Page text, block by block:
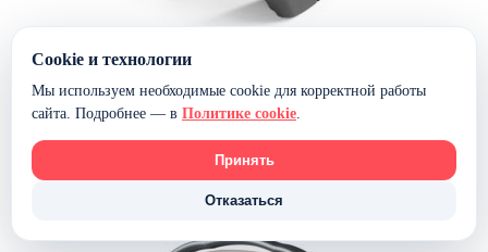
25 999 ₽ 22 999 ₽
В наличии
-12%
Cookie и технологии
Мы используем необходимые cookie для корректной работы
сайта. Подробнее — в Политике cookie.
Принять
Отказаться